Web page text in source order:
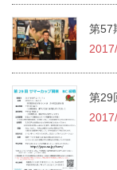
第57
第29